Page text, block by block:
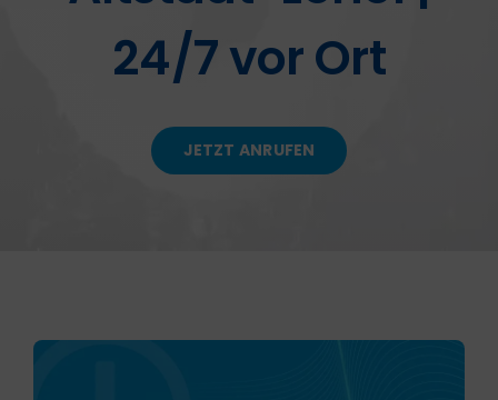
KONTAKT
24/7 vor Ort
JETZT ANRUFEN